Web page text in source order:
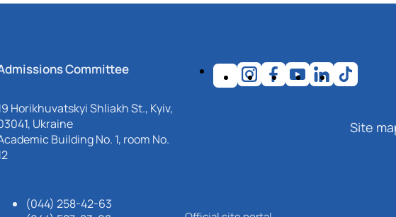
Committee
Horikhuvatskyi Shliakh St., Kyiv,
Ukraine
Building No. 1, room No.
(044) 258-42-63
Site